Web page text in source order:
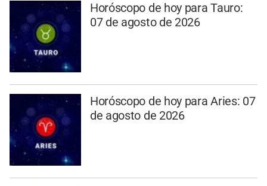
Horóscopo de hoy para Tauro:
07 de agosto de 2026
Horóscopo de hoy para Aries: 07
de agosto de 2026